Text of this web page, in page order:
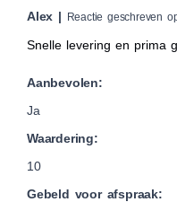
Alex | Reactie geschreven
Snelle levering en prima
Aanbevolen:
Ja
Waardering:
10
Gebeld voor afspraak: